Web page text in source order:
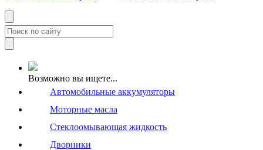
Возможно вы ищете...
Автомобильные аккумуляторы
Моторные масла
Стеклоомывающая жидкость
Дворники